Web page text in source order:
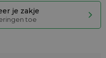
je zakje
toe